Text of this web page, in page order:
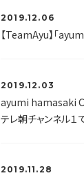
2019.12.06
【TeamAyu】「
2019.12.03
ayumi hamasaki
テレ朝チャンネル１
2019.11.28